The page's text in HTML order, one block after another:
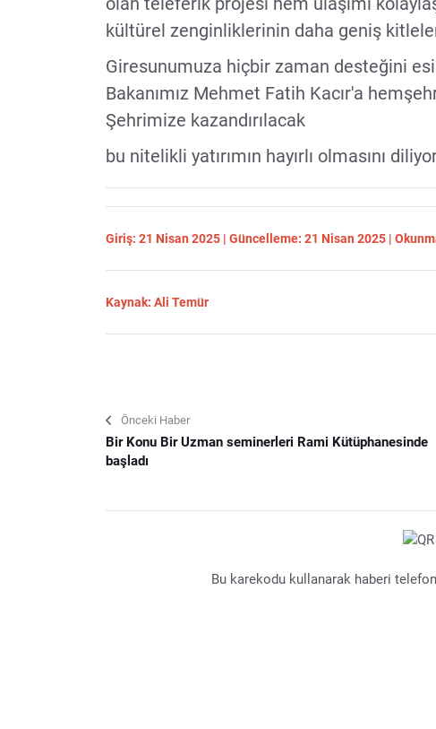
kültürel zenginliklerinin daha geniş
Giresunumuza hiçbir zaman desteğini
Bakanımız Mehmet Fatih Kacır'a
Şehrimize kazandırılacak
bu nitelikli yatırımın hayırlı olmasını
Giriş: 21 Nisan 2025 | Güncelleme: 21 Nisan 2025 |
Kaynak: Ali Temür
Önceki Haber
Bir Konu Bir Uzman seminerleri Rami Kütüphanesinde
başladı
Bu karekodu kullanarak haberi